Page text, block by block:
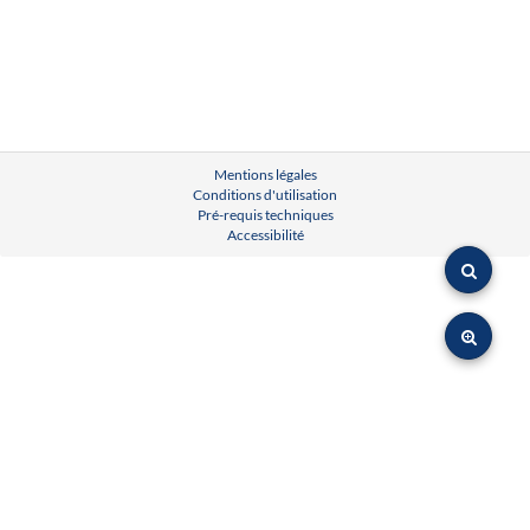
Mentions légales
Conditions d'utilisation
Pré-requis techniques
Accessibilité